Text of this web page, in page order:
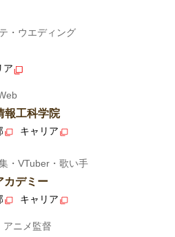
・ウエディング
ア
報工科学院
キャリア
・VTuber・歌い手
カデミー
キャリア
アニメ監督